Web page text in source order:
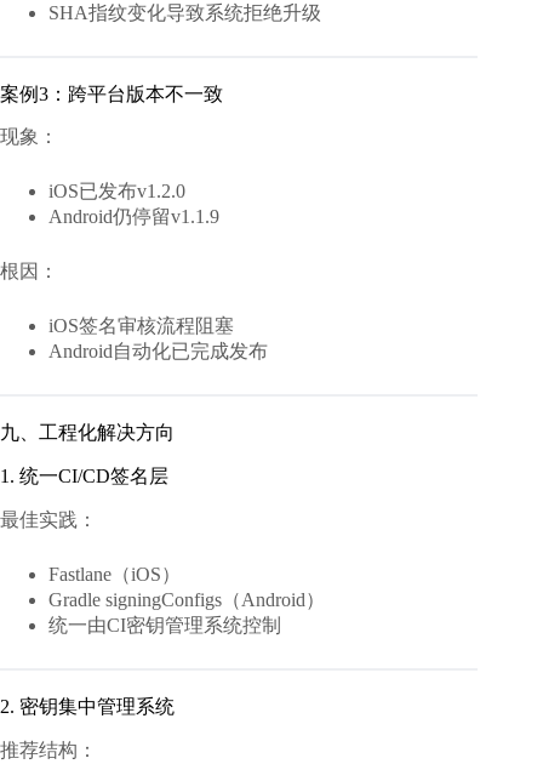
SHA指纹变化导致系统拒绝升级
案例3：跨平台版本不一致
现象：
iOS已发布v1.2.0
Android仍停留v1.1.9
根因：
iOS签名审核流程阻塞
Android自动化已完成发布
九、工程化解决方向
1. 统一CI/CD签名层
最佳实践：
Fastlane（iOS）
Gradle signingConfigs（Android）
统一由CI密钥管理系统控制
2. 密钥集中管理系统
推荐结构：